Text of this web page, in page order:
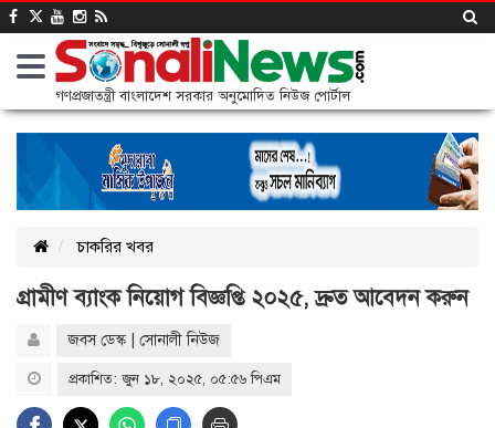
গণপ্রজাতন্ত্রী বাংলাদেশ সরকার অনুমোদিত নিউজ পোর্টাল
চাকরির খবর
গ্রামীণ ব্যাংক নিয়োগ বিজ্ঞপ্তি ২০২৫, দ্রুত আবেদন করুন
জবস ডেস্ক | সোনালী নিউজ
প্রকাশিত: জুন ১৮, ২০২৫, ০৫:৫৬ পিএম